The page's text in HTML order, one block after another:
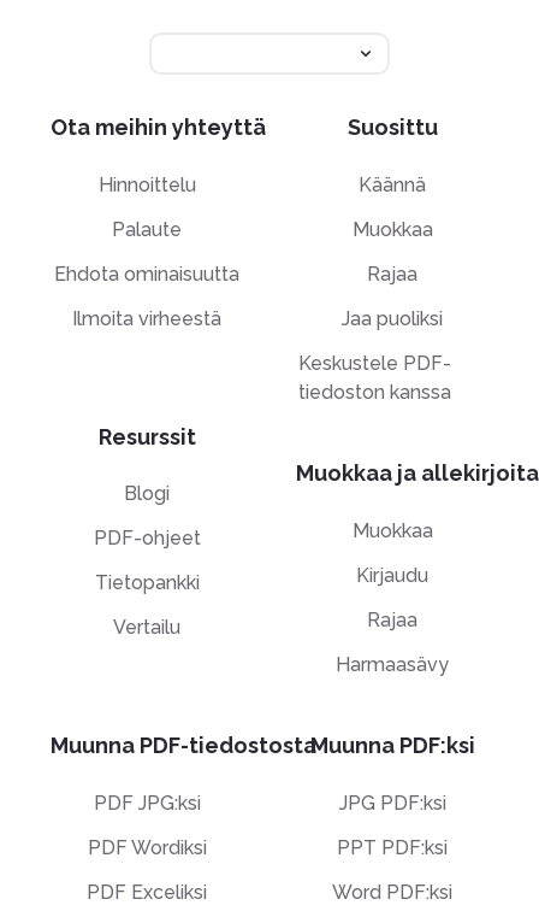
Ota meihin yhteyttä
Hinnoittelu
Palaute
Ehdota ominaisuutta
Ilmoita virheestä
Resurssit
Blogi
PDF-ohjeet
Tietopankki
Vertailu
Suosittu
Käännä
Muokkaa
Rajaa
Jaa puoliksi
Keskustele PDF-
tiedoston kanssa
Muokkaa ja allekirjoita
Muokkaa
Kirjaudu
Rajaa
Harmaasävy
Muunna PDF-tiedostosta
PDF JPG:ksi
PDF Wordiksi
PDF Exceliksi
Muunna PDF:ksi
JPG PDF:ksi
PPT PDF:ksi
Word PDF:ksi